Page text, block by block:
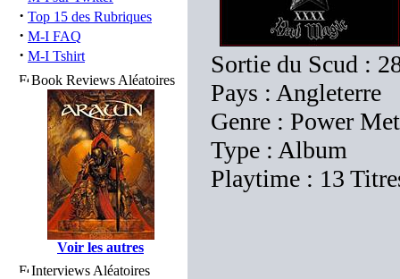
· Top 15 des Rubriques
· M-I FAQ
· M-I Tshirt
Book Reviews Aléatoires
Voir les autres
Interviews Aléatoires
Sortie du Scud :
Pays : Angleterre
Genre : Power
Type : Album
Playtime : 13